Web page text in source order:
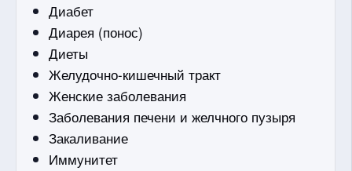
Диабет
Диарея (понос)
Диеты
Желудочно-кишечный тракт
Женские заболевания
Заболевания печени и желчного пузыря
Закаливание
Иммунитет